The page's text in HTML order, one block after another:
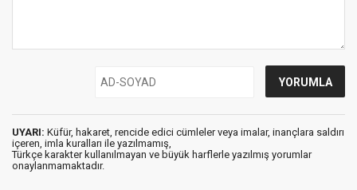
UYARI: Küfür, hakaret, rencide edici cümleler veya imalar, inançlara saldırı
içeren, imla kuralları ile yazılmamış,
Türkçe karakter kullanılmayan ve büyük harflerle yazılmış yorumlar
onaylanmamaktadır.